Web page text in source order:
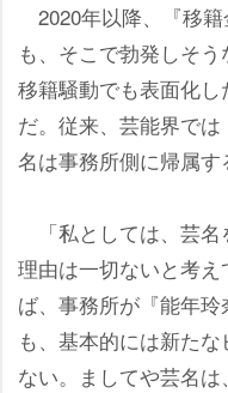
2020年以降、『移
も、そこで勃発しそ
移籍騒動でも表面化
だ。従来、芸能界で
名は事務所側に帰属す
「私としては、芸名
理由は一切ないと考
ば、事務所が『能年
も、基本的には新た
ない。ましてや芸名